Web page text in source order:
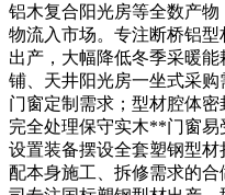
铝木复合阳光房等全数产
物流入市场。专注断桥铝
出产，大幅降低冬季采暖
铺、天井阳光房一坐式采
门窗定制需求；型材腔体密
完全处理保守实木**门窗
设置装备摆设全套塑钢型
配本身施工、拆修需求的